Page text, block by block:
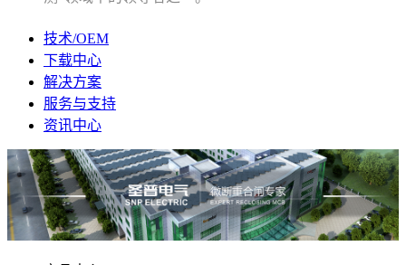
技术/OEM
下载中心
解决方案
服务与支持
资讯中心